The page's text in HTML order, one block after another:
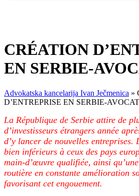
CRÉATION
EN SERBIE-
Advokatska kancelarija Ivan Ječmenica »
D’ENTREPRISE EN SERBIE-AVOCAT
La République de Serbie attire de
d’investisseurs étrangers année
d’y lancer de nouvelles entreprises.
bien inférieurs à ceux des pays
main-d’œuvre qualifiée, ainsi
routière en constante amélioration
favorisant cet engouement.